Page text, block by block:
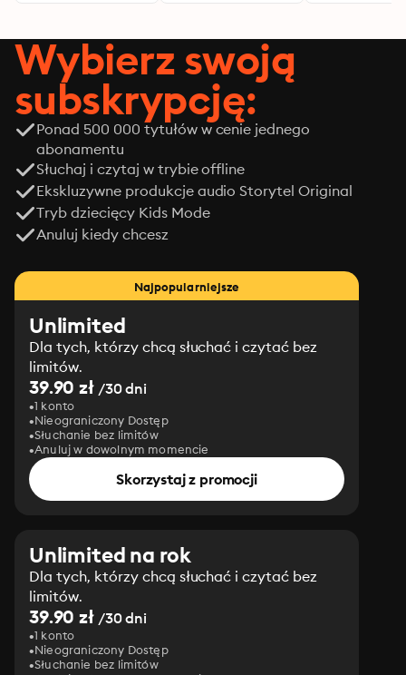
Wybierz swoją
subskrypcję:
Ponad 500 000 tytułów w cenie jednego
abonamentu
Słuchaj i czytaj w trybie offline
Ekskluzywne produkcje audio Storytel Original
Tryb dziecięcy Kids Mode
Anuluj kiedy chcesz
Najpopularniejsze
Unlimited
Dla tych, którzy chcą słuchać i czytać bez
limitów.
39.90 zł/30 dni
1 konto
Nieograniczony Dostęp
Słuchanie bez limitów
Anuluj w dowolnym momencie
Skorzystaj z promocji
Unlimited na rok
Dla tych, którzy chcą słuchać i czytać bez
limitów.
39.90 zł/30 dni
1 konto
Nieograniczony Dostęp
Słuchanie bez limitów